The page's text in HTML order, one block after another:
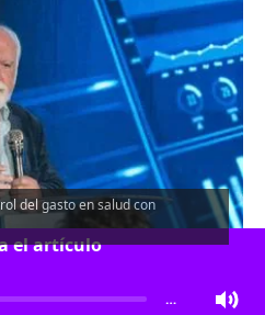
del gasto en salud con
el artículo
…